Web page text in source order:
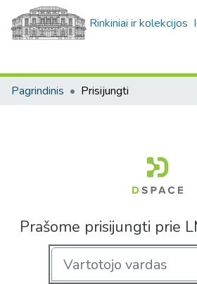
Rinkiniai ir kolekcijos
Pagrindinis Prisijungti
Prašome prisijungti prie